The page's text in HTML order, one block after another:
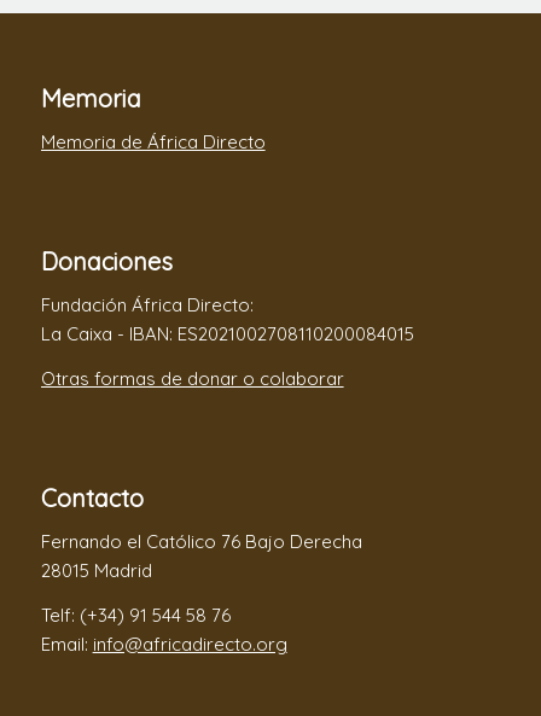
Memoria
Memoria de África Directo
Donaciones
Fundación África Directo:
La Caixa - IBAN: ES2021002708110200084015
Otras formas de donar o colaborar
Contacto
Fernando el Católico 76 Bajo Derecha
28015 Madrid
Telf: (+34) 91 544 58 76
Email: info@africadirecto.org